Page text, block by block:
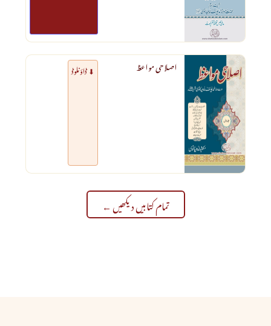
اصلاحی مواعظ ⬇ ڈاؤنلوڈ
تمام کتابیں دیکھیں ←